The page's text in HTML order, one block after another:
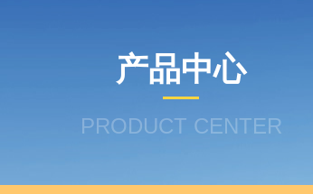
产品中心
PRODUCT CENTER